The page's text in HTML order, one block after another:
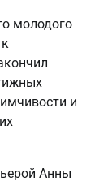
молодого
и
Анны